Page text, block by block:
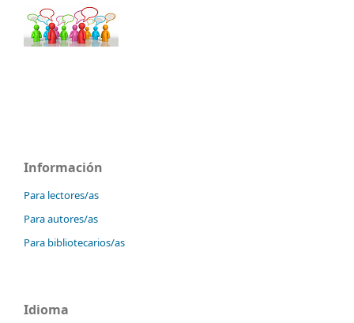
Información
Para lectores/as
Para autores/as
Para bibliotecarios/as
Idioma